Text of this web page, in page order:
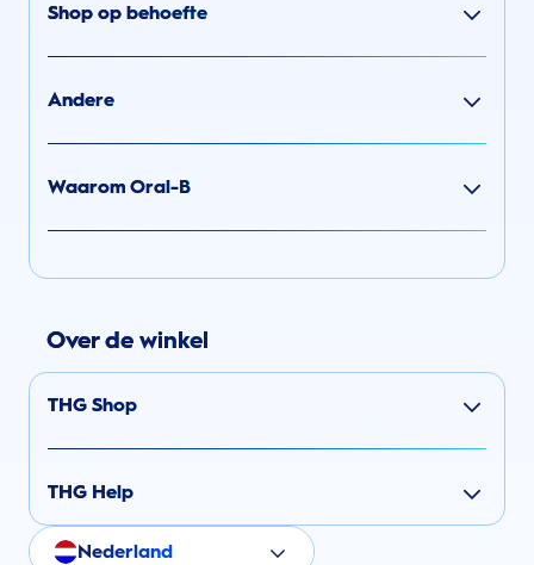
Shop op behoefte
Andere
Waarom Oral-B
Over de winkel
THG Shop
THG Help
Nederland